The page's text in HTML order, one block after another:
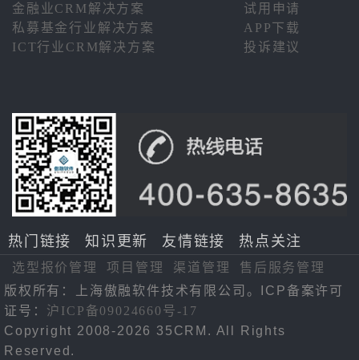
金融业CRM解决方案
试用申请
私募基金行业解决方案
APP下载
ICT行业CRM解决方案
投诉建议
热门链接 知识更新 友情链接 热点关注
选型报价管理 项目管理 渠道管理
售后服务管理
版权所有：上海傲融软件技术有限公司。ICP备案许可
证号： 沪ICP备09024660号-17
Copyright 2008-2026 35CRM. All Rights
Reserved.